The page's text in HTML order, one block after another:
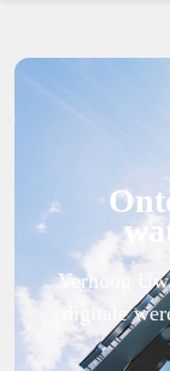
Verhoog
digitale